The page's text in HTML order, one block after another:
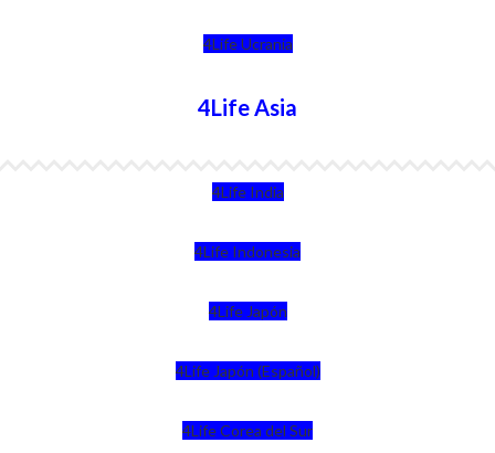
4Life Ucrania
4Life Asia
4Life India
4Life Indonesia
4Life Japón
4Life Japón (Español)
4Life Corea del Sur